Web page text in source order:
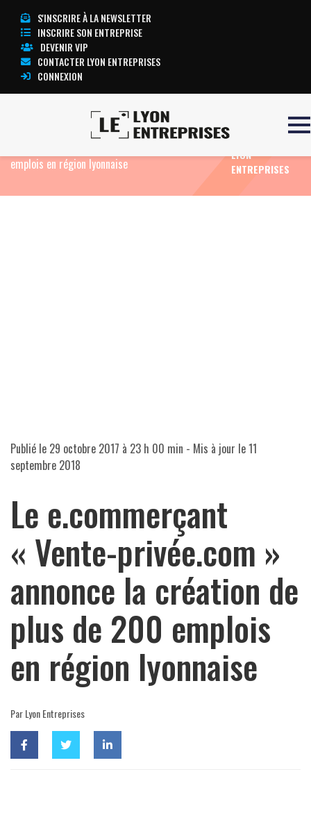
S'INSCRIRE À LA NEWSLETTER
INSCRIRE SON ENTREPRISE
DEVENIR VIP
CONTACTER LYON ENTREPRISES
CONNEXION
Le e.commerçant « Vente-
emplois en région lyonnaise
LYON
ENTREPRISES
Publié le 29 octobre 2017 à 23 h 00 min - Mis à jour le11
septembre 2018
Le e.commerçant
« Vente-privée.com »
annonce la création de
plus de 200 emplois
en région lyonnaise
Par Lyon Entreprises